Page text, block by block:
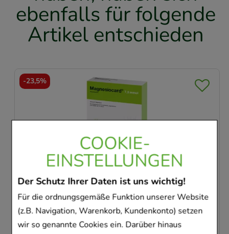
COOKIE-
EINSTELLUNGEN
Der Schutz Ihrer Daten ist uns wichtig!
Für die ordnungsgemäße Funktion unserer Website
(z.B. Navigation, Warenkorb, Kundenkonto) setzen
wir so genannte Cookies ein. Darüber hinaus
ebenfalls für folgende
Artikel entschieden
7,5 mmol Brausetabletten
GmbH & Co. KG
Brausetabletten
00110303
lieferbar
ASS-